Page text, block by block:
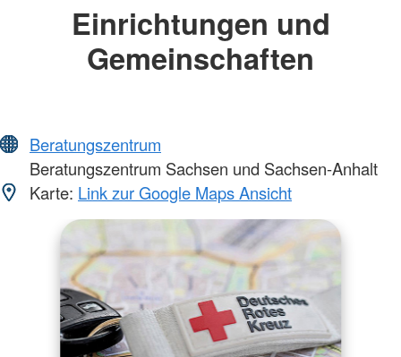
Einrichtungen und
Gemeinschaften
Beratungszentrum
Beratungszentrum Sachsen und Sachsen-Anhalt
Karte: Link zur Google Maps Ansicht